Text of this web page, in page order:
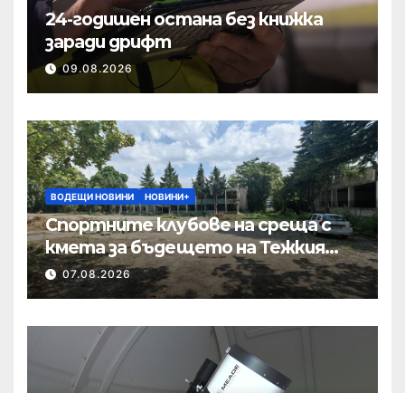
24-годишен остана без книжка
заради дрифт
09.08.2026
ВОДЕЩИ НОВИНИ НОВИНИ+
Спортните клубове на среща с
кмета за бъдещето на Тежкия
полк
07.08.2026